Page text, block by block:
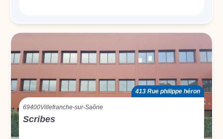
413 Rue philippe héron
69400Villefranche-sur-Saône
Scribes